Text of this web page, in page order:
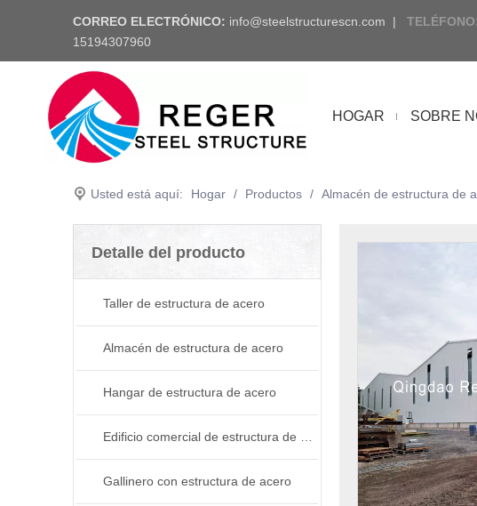
CORREO ELECTRÓNICO: info@steelstructurescn.com | TELÉFONO:
15194307960
HOGAR SOBRE
Usted está aquí: Hogar / Productos / Almacén de estructura de
Detalle del producto
Taller de estructura de acero
Almacén de estructura de acero
Hangar de estructura de acero
Gallinero con estructura de acero